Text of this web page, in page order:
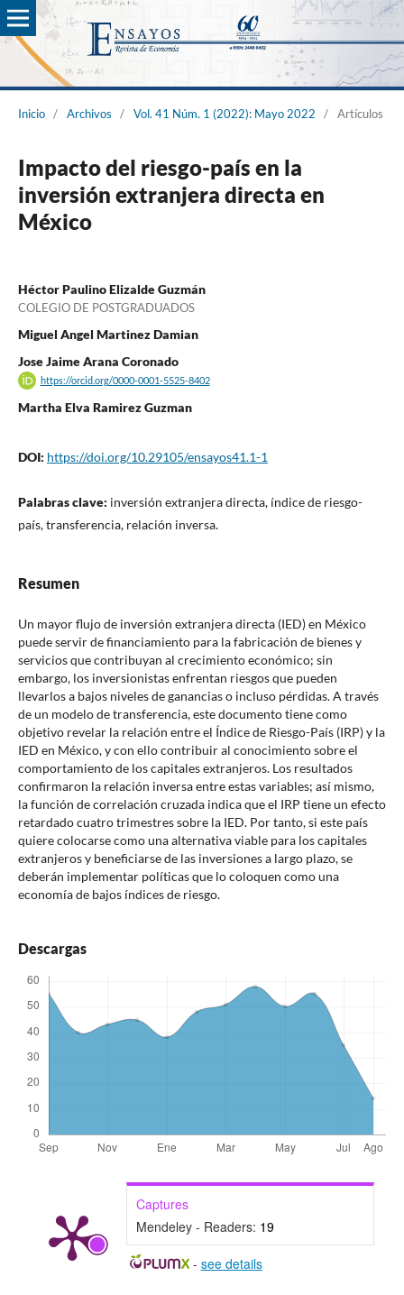
Inicio / Archivos / Vol. 41 Núm. 1 (2022): Mayo 2022 / Artículos
Impacto del riesgo-país en la
inversión extranjera directa en
México
Héctor Paulino Elizalde Guzmán
COLEGIO DE POSTGRADUADOS
Miguel Angel Martinez Damian
Jose Jaime Arana Coronado
https://orcid.org/0000-0001-5525-8402
Martha Elva Ramirez Guzman
DOI: https://doi.org/10.29105/ensayos41.1-1
Palabras clave: inversión extranjera directa, índice de riesgo-
país, transferencia, relación inversa.
Resumen
Un mayor flujo de inversión extranjera directa (IED) en México
puede servir de financiamiento para la fabricación de bienes y
servicios que contribuyan al crecimiento económico; sin
embargo, los inversionistas enfrentan riesgos que pueden
llevarlos a bajos niveles de ganancias o incluso pérdidas. A través
de un modelo de transferencia, este documento tiene como
objetivo revelar la relación entre el Índice de Riesgo-País (IRP) y la
IED en México, y con ello contribuir al conocimiento sobre el
comportamiento de los capitales extranjeros. Los resultados
confirmaron la relación inversa entre estas variables; así mismo,
la función de correlación cruzada indica que el IRP tiene un efecto
retardado cuatro trimestres sobre la IED. Por tanto, si este país
quiere colocarse como una alternativa viable para los capitales
extranjeros y beneficiarse de las inversiones a largo plazo, se
deberán implementar políticas que lo coloquen como una
economía de bajos índices de riesgo.
Descargas
Captures
Mendeley - Readers: 19
- see details